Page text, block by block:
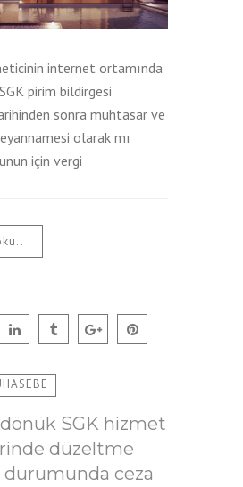
internet ortamında
pirim bildirgesi
sonra muhtasar ve
olarak mı
için vergi
SGK hizmet
düzeltme
durumunda ceza